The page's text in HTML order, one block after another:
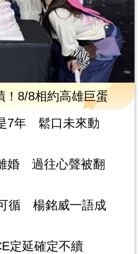
！8/8相約高雄巨蛋
7年 鬆口未來動
婚 過往心聲被翻
循 楊銘威一語成
定延確定不續